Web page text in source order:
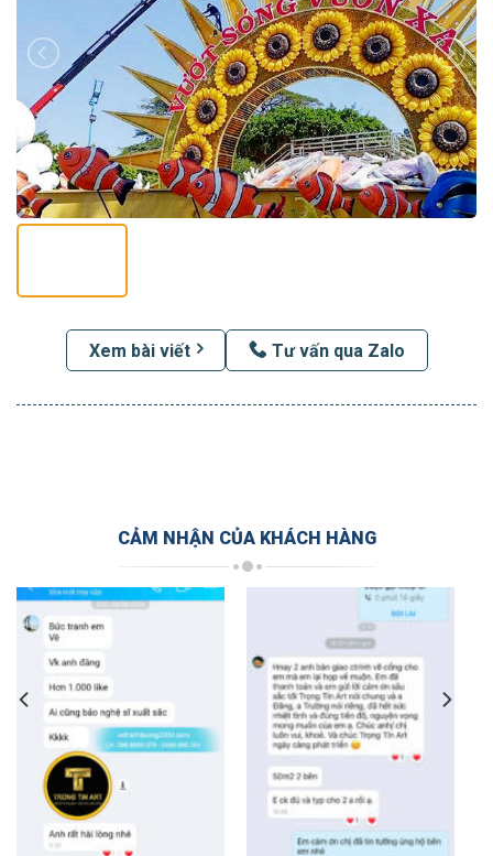
Xem bài viết Tư vấn qua Zalo
CẢM NHẬN CỦA KHÁCH HÀNG